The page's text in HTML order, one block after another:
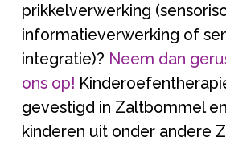
prikkelverwerking
informatieverwerking of
integratie)? Neem dan
ons op!
gevestigd in Zaltbommel
kinderen uit onder andere